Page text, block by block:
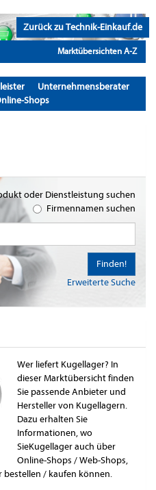
Zurück zu Technik-Einkauf.de
Marktübersichten A-Z
Unternehmensberater
Shops
oder Dienstleistung suchen
Firmennamen suchen
Erweiterte Suche
Finden!
Wer liefert Kugellager? In
dieser Marktübersicht finden
Sie passende Anbieter und
Hersteller von Kugellagern.
Dazu erhalten Sie
Informationen, wo
SieKugellager auch über
Online-Shops / Web-Shops,
bestellen / kaufen können.